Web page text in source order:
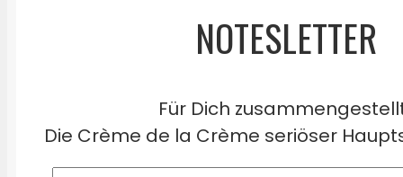
NOTESLETTER
Für Dich
Die Crème de la Crème seriöser